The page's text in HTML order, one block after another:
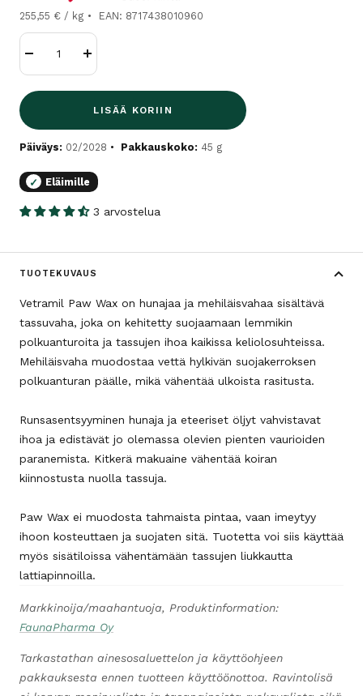
255,55 € / kg EAN: 8717438010960
LISÄÄ KORIIN
Päiväys: 02/2028 Pakkauskoko: 45 g
✓ Eläimille
3 arvostelua
TUOTEKUVAUS
Vetramil Paw Wax on hunajaa ja mehiläisvahaa sisältävä
tassuvaha, joka on kehitetty suojaamaan lemmikin
polkuanturoita ja tassujen ihoa kaikissa keliolosuhteissa.
Mehiläisvaha muodostaa vettä hylkivän suojakerroksen
polkuanturan päälle, mikä vähentää ulkoista rasitusta.
Runsasentsyyminen hunaja ja eteeriset öljyt vahvistavat
ihoa ja edistävät jo olemassa olevien pienten vaurioiden
paranemista. Kitkerä makuaine vähentää koiran
kiinnostusta nuolla tassuja.
Paw Wax ei muodosta tahmaista pintaa, vaan imeytyy
ihoon kosteuttaen ja suojaten sitä. Tuotetta voi siis käyttää
myös sisätiloissa vähentämään tassujen liukkautta
lattiapinnoilla.
Markkinoija/maahantuoja, Produktinformation:
FaunaPharma Oy
Tarkastathan ainesosaluettelon ja käyttöohjeen
pakkauksesta ennen tuotteen käyttöönottoa. Ravintolisä